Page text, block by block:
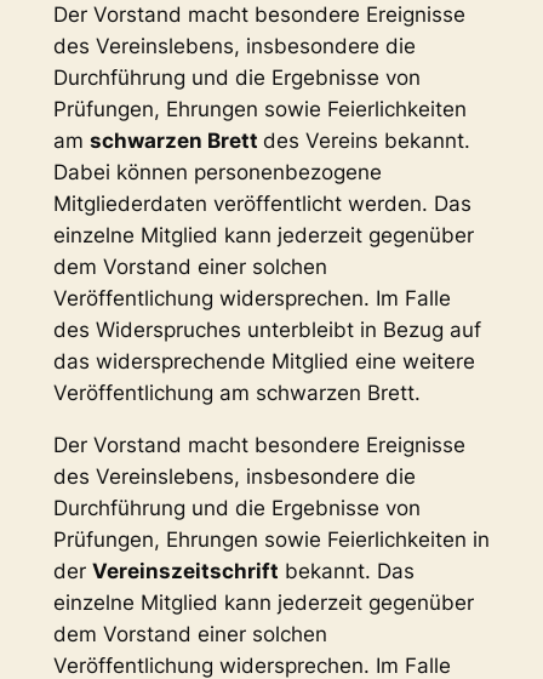
Der Vorstand macht besondere Ereignisse
des Vereinslebens, insbesondere die
Durchführung und die Ergebnisse von
Prüfungen, Ehrungen sowie Feierlichkeiten
am schwarzen Brett des Vereins bekannt.
Dabei können personenbezogene
Mitgliederdaten veröffentlicht werden. Das
einzelne Mitglied kann jederzeit gegenüber
dem Vorstand einer solchen
Veröffentlichung widersprechen. Im Falle
des Widerspruches unterbleibt in Bezug auf
das widersprechende Mitglied eine weitere
Veröffentlichung am schwarzen Brett.
Der Vorstand macht besondere Ereignisse
des Vereinslebens, insbesondere die
Durchführung und die Ergebnisse von
Prüfungen, Ehrungen sowie Feierlichkeiten in
der Vereinszeitschrift bekannt. Das
einzelne Mitglied kann jederzeit gegenüber
dem Vorstand einer solchen
Veröffentlichung widersprechen. Im Falle